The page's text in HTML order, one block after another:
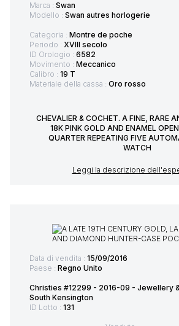
Marca : Swan
Modello : Swan autres horlogerie
Categoria : Montre de poche
Periodo : XVIII secolo
ID Orologio : 6582
Movimento : Meccanico
Calibro : 19 T
Materiale della cassa : Oro rosso
CHEVALIER & COCHET. A FINE, RARE
18K PINK GOLD AND ENAMEL
QUARTER REPEATING FIVE
WATCH
Leggi la descrizione
Data di vendita : 15/09/2016
Paese : Regno Unito
Christies #12299 - 2016-09 - Jewellery
South Kensington
ID Lotto : 131